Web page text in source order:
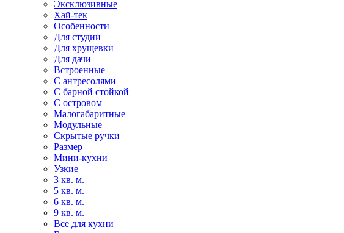
Эксклюзивные
Хай-тек
Особенности
Для студии
Для хрущевки
Для дачи
Встроенные
С антресолями
С барной стойкой
С островом
Малогабаритные
Модульные
Скрытые ручки
Размер
Мини-кухни
Узкие
3 кв. м.
5 кв. м.
6 кв. м.
9 кв. м.
Все для кухни